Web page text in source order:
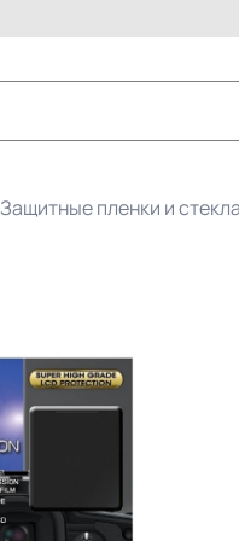
Защитные пленки и стекла